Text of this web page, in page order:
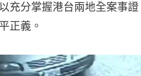
充分掌握港台兩地全案事
正義。